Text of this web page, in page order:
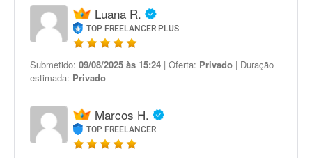
Luana R.
TOP FREELANCER PLUS
Submetido: 09/08/2025 às 15:24 | Oferta: Privado | Duração
estimada: Privado
Marcos H.
TOP FREELANCER